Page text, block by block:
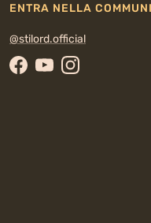
ENTRA NELLA
@stilord.official
Facebook
YouTubeInstagram